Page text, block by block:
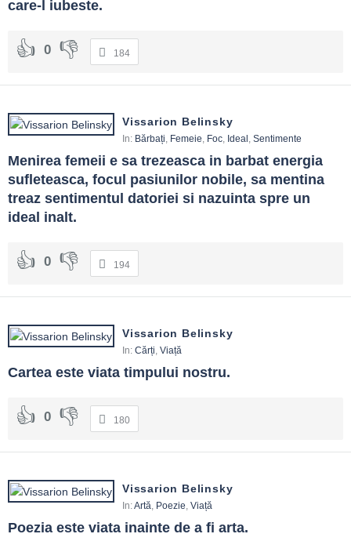
care-l iubeste.
0 184
Vissarion Belinsky
In: Bărbați, Femeie, Foc, Ideal , Sentimente
Menirea femeii e sa trezeasca in barbat energia
sufleteasca, focul pasiunilor nobile, sa mentina
treaz sentimentul datoriei si nazuinta spre un
ideal inalt.
0 194
Vissarion Belinsky
In: Cărți, Viață
Cartea este viata timpului nostru.
0 180
Vissarion Belinsky
In:Artă, Poezie, Viață
Poezia este viata inainte de a fi arta.